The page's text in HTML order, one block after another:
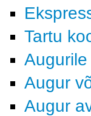
Tartu
Augur
Augur